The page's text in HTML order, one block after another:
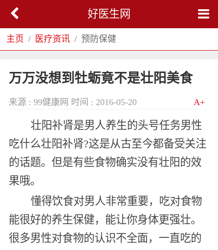
好医生网
主页 医疗资讯 预防保健
万万没想到牡蛎竟不是壮阳美食
来源 : 99健康网 时间 : 2016-05-20 A+
壮阳补肾是男人养生的头号任务男性
吃什么壮阳补肾?这是从古至今都备受关注
的话题。但是有些食物确实没有壮阳的效
果哦。
懂得饮食对男人非常重要，吃对食物
能很好的养生保健，能让你身体更强壮。
很多男性对食物的认识不全面，一直吃的